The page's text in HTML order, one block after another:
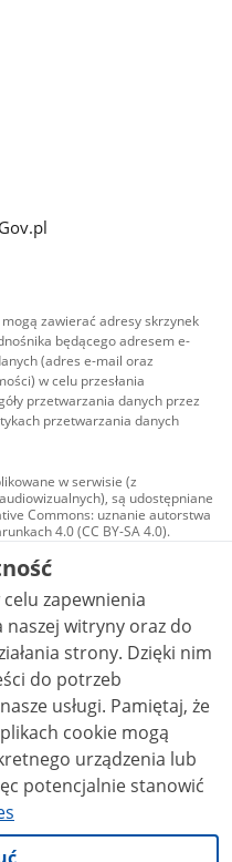
zawierać adresy skrzynek
będącego adresem e-
(adres e-mail oraz
w celu przesłania
przetwarzania danych przez
przetwarzania danych
w serwisie (z
są udostępniane
Commons: uznanie autorstwa
4.0 (CC BY-SA 4.0).
w tym zdjęcia, materiały
na licencji typu
autorstwa użycie
zależnych 4.0 (CC BY-
to stwierdzone inaczej.
zapewnienia
witryny oraz do
Dzięki nim
do potrzeb
Pamiętaj, że
cookie mogą
urządzenia lub
potencjalnie stanowić